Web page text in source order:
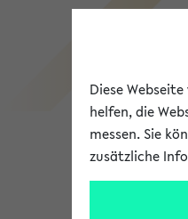
Diese
helfen, die
messen. Sie
zusätzliche